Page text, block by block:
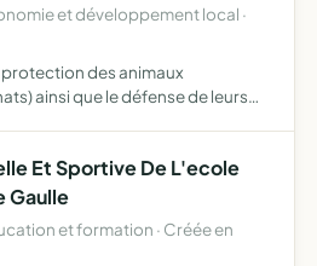
et développement local ·
protection des animaux
ainsi que le défense de leurs
Et Sportive De L'ecole
Gaulle
et formation · Créée en